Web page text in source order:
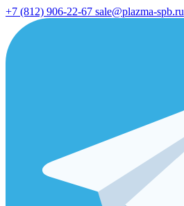
+7 (812) 906-22-67 sale@plazma-spb.ru